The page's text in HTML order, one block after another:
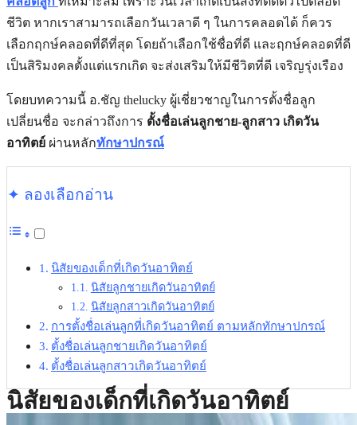
ชีวิต หากเราสามารถเลือกวันเวลาดี ๆ ในการคลอดได้ ก็ควร
เลือกฤกษ์คลอดที่ดีที่สุด โดยถ้าเลือกใช้ชื่อที่ดี และฤกษ์คลอดที่ดี
เป็นสิริมงคลตั้งแต่แรกเกิด จะส่งเสริมให้มีชีวิตที่ดี เจริญรุ่งเรือง
โดยบทความนี้ อ.ชัญ thelucky ผู้เชี่ยวชาญในการตั้งชื่อลูก
เปลี่ยนชื่อ จะกล่าวถึงการ ตั้งชื่อเล่นลูกชาย-ลูกสาว เกิดวัน
อาทิตย์ ผ่านหลักทักษาปกรณ์
✦ ลองเลือกอ่าน
นิสัยของเด็กที่เกิดวันอาทิตย์
นิสัยลูกชายเกิดวันอาทิตย์
นิสัยลูกสาวเกิดวันอาทิตย์
การตั้งชื่อเล่นลูกที่เกิดวันอาทิตย์ ตามหลักทักษาปกรณ์
ตั้งชื่อเล่นลูกชายเกิดวันอาทิตย์
ตั้งชื่อเล่นลูกสาวเกิดวันอาทิตย์
นิสัยของเด็กที่เกิดวันอาทิตย์